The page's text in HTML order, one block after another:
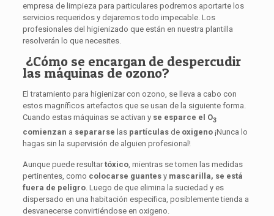
empresa de limpieza para particulares podremos aportarte los
servicios requeridos y dejaremos todo impecable. Los
profesionales del higienizado que están en nuestra plantilla
resolverán lo que necesites.
¿Cómo se encargan de despercudir
las máquinas de ozono?
El tratamiento para higienizar con ozono, se lleva a cabo con
estos magníficos artefactos que se usan de la siguiente forma.
Cuando estas máquinas se activan y se esparce el O3
comienzan a separarse laspartículas deoxigeno¡Nunca lo
hagas sin la supervisión de alguien profesional!
Aunque puede resultartóxico, mientras se tomen las medidas
pertinentes, como colocarse guantesy mascarilla, se está
fuera de peligro. Luego de que elimina la suciedad y es
dispersado en una habitación especifica, posiblemente tienda a
desvanecerse convirtiéndose en oxigeno.